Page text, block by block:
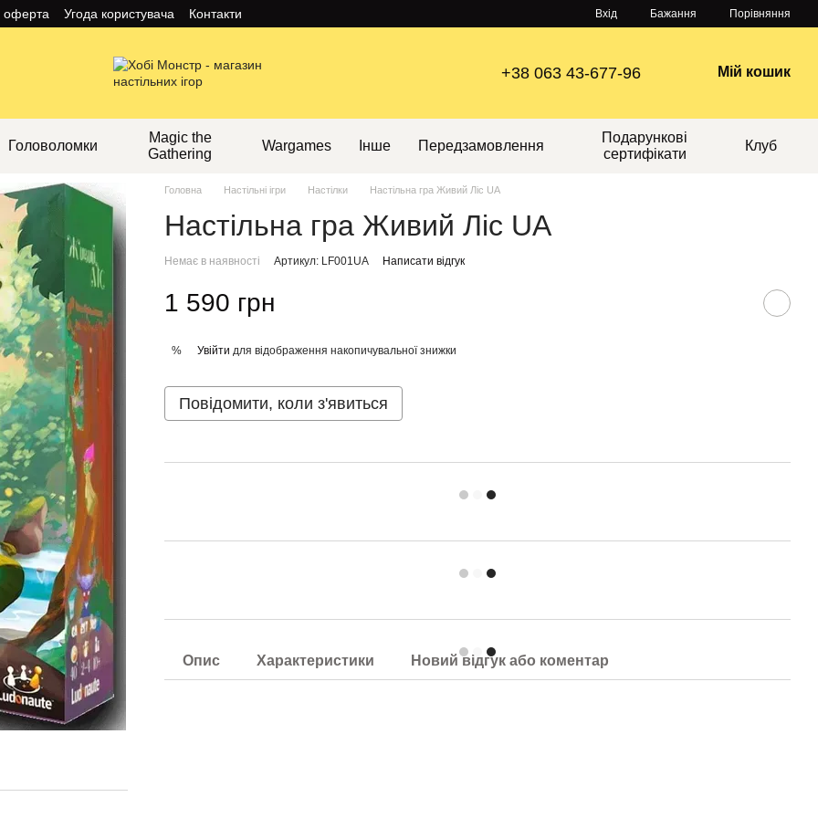
оферта Угода користувача Контакти Вхід Бажання Порівняння
+38 063 43-677-96 Мій кошик
Головоломки
Magic the
Gathering
Wargames Інше Передзамовлення
Подарункові
сертифікати
Клуб
Головна Настільні ігри Настілки Настільна гра Живий Ліс UA
Настільна гра Живий Ліс UA
Немає в наявності Артикул: LF001UA Написати відгук
1 590 грн
% Увійти для відображення накопичувальної знижки
Повідомити, коли з'явиться
Опис Характеристики Новий відгук або коментар